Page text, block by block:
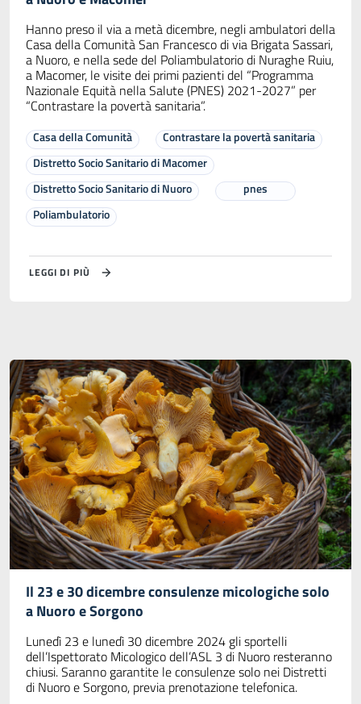
Hanno preso il via a metà dicembre, negli ambulatori della
Casa della Comunità San Francesco di via Brigata Sassari,
a Nuoro, e nella sede del Poliambulatorio di Nuraghe Ruiu,
a Macomer, le visite dei primi pazienti del “Programma
Nazionale Equità nella Salute (PNES) 2021-2027” per
“Contrastare la povertà sanitaria”.
Casa della Comunità
Contrastare la povertà sanitaria
Distretto Socio Sanitario di Macomer
Distretto Socio Sanitario di Nuoro
pnes
Poliambulatorio
LEGGI DI PIÙ
Il 23 e 30 dicembre consulenze micologiche solo
a Nuoro e Sorgono
Lunedì 23 e lunedì 30 dicembre 2024 gli sportelli
dell’Ispettorato Micologico dell’ASL 3 di Nuoro resteranno
chiusi. Saranno garantite le consulenze solo nei Distretti
di Nuoro e Sorgono, previa prenotazione telefonica.